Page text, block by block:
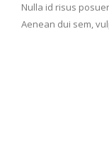
Nulla id risus
Aenean dui sem,